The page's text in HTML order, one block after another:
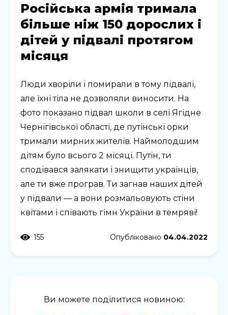
Російська армія тримала
більше ніж 150 дорослих і
дітей у підвалі протягом
місяця
Люди хворіли і помирали в тому підвалі,
але їхні тіла не дозволяли виносити. На
фото показано підвал школи в селі Ягідне
Чернігівської області, де путінські орки
тримали мирних жителів. Наймолодшим
дітям було всього 2 місяці. Путін, ти
сподівався залякати і знищити українців,
але ти вже програв. Ти загнав наших дітей
у підвали — а вони розмальовують стіни
квітами і співають гімн України в темряві!
155 Опубліковано 04.04.2022
Ви можете поділитися новиною: